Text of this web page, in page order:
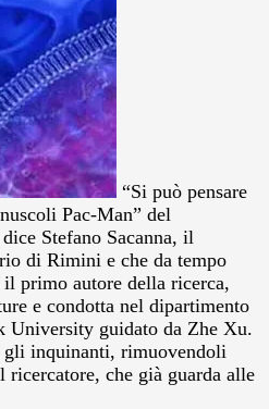
“Si può pensare
Pac-Man” del
Stefano Sacanna, il
di Rimini e che da tempo
primo autore della ricerca,
e condotta nel dipartimento
University guidato da Zhe Xu.
gli inquinanti, rimuovendoli
ricercatore, che già guarda alle